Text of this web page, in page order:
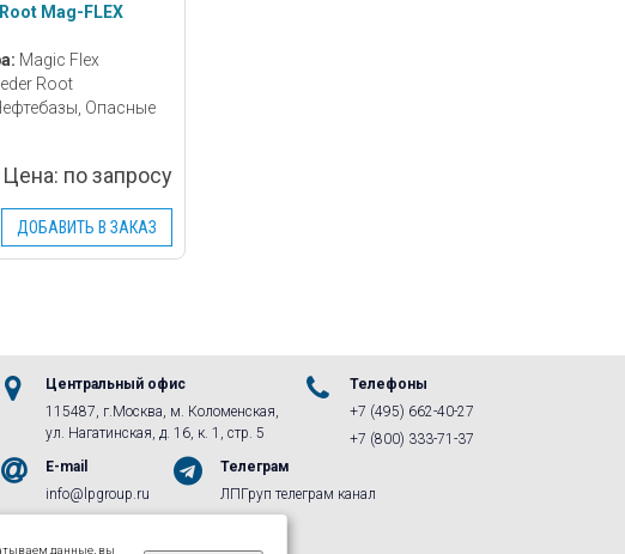
Mag-FLEX
Magic Flex
Root
Опасные
Цена: по запросу
ДОБАВИТЬ В ЗАКАЗ
Центральный офис
115487, г.Москва, м. Коломенская,
ул. Нагатинская, д. 16, к. 1, стр. 5
Телефоны
+7 (495) 662-40-27
+7 (800) 333-71-37
E-mail
info@lpgroup.ru
Телеграм
ЛПГруп телеграм канал
Группа ВКонтакте
данные, вы